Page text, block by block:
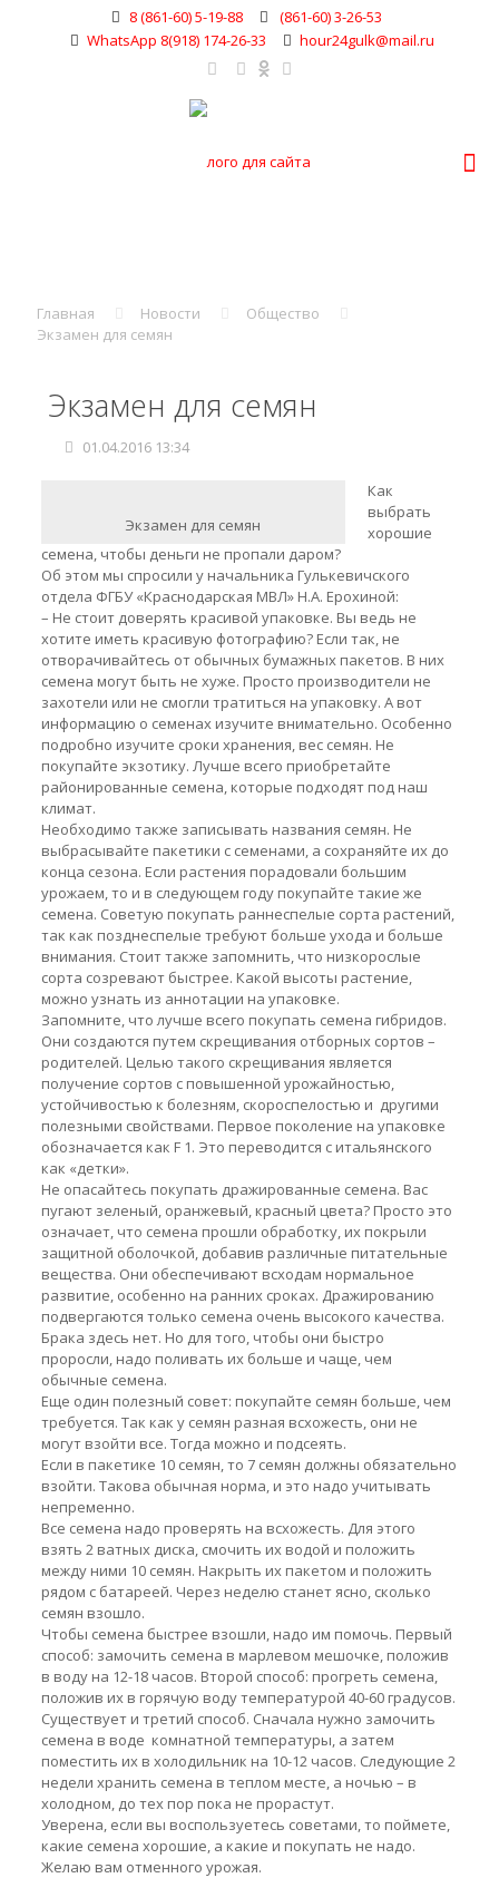
8 (861-60) 5-19-88
(861-60) 3-26-53
WhatsApp 8(918) 174-26-33
hour24gulk@mail.ru
Главная Новости
Общество
Экзамен для семян
Экзамен для семян
01.04.2016 13:34
Экзамен для семян
Как
выбрать
хорошие
семена, чтобы деньги не пропали даром?
Об этом мы спросили у начальника Гулькевичского
отдела ФГБУ «Краснодарская МВЛ» Н.А. Ерохиной:
– Не стоит доверять красивой упаковке. Вы ведь не
хотите иметь красивую фотографию? Если так, не
отворачивайтесь от обычных бумажных пакетов. В них
семена могут быть не хуже. Просто производители не
захотели или не смогли тратиться на упаковку. А вот
информацию о семенах изучите внимательно. Особенно
подробно изучите сроки хранения, вес семян. Не
покупайте экзотику. Лучше всего приобретайте
районированные семена, которые подходят под наш
климат.
Необходимо также записывать названия семян. Не
выбрасывайте пакетики с семенами, а сохраняйте их до
конца сезона. Если растения порадовали большим
урожаем, то и в следующем году покупайте такие же
семена. Советую покупать раннеспелые сорта растений,
так как позднеспелые требуют больше ухода и больше
внимания. Стоит также запомнить, что низкорослые
сорта созревают быстрее. Какой высоты растение,
можно узнать из аннотации на упаковке.
Запомните, что лучше всего покупать семена гибридов.
Они создаются путем скрещивания отборных сортов –
родителей. Целью такого скрещивания является
получение сортов с повышенной урожайностью,
устойчивостью к болезням, скороспелостью и другими
полезными свойствами. Первое поколение на упаковке
обозначается как F 1. Это переводится с итальянского
как «детки».
Не опасайтесь покупать дражированные семена. Вас
пугают зеленый, оранжевый, красный цвета? Просто это
означает, что семена прошли обработку, их покрыли
защитной оболочкой, добавив различные питательные
вещества. Они обеспечивают всходам нормальное
развитие, особенно на ранних сроках. Дражированию
подвергаются только семена очень высокого качества.
Брака здесь нет. Но для того, чтобы они быстро
проросли, надо поливать их больше и чаще, чем
обычные семена.
Еще один полезный совет: покупайте семян больше, чем
требуется. Так как у семян разная всхожесть, они не
могут взойти все. Тогда можно и подсеять.
Если в пакетике 10 семян, то 7 семян должны обязательно
взойти. Такова обычная норма, и это надо учитывать
непременно.
Все семена надо проверять на всхожесть. Для этого
взять 2 ватных диска, смочить их водой и положить
между ними 10 семян. Накрыть их пакетом и положить
рядом с батареей. Через неделю станет ясно, сколько
семян взошло.
Чтобы семена быстрее взошли, надо им помочь. Первый
способ: замочить семена в марлевом мешочке, положив
в воду на 12-18 часов. Второй способ: прогреть семена,
положив их в горячую воду температурой 40-60 градусов.
Существует и третий способ. Сначала нужно замочить
семена в воде комнатной температуры, а затем
поместить их в холодильник на 10-12 часов. Следующие 2
недели хранить семена в теплом месте, а ночью – в
холодном, до тех пор пока не прорастут.
Уверена, если вы воспользуетесь советами, то поймете,
какие семена хорошие, а какие и покупать не надо.
Желаю вам отменного урожая.